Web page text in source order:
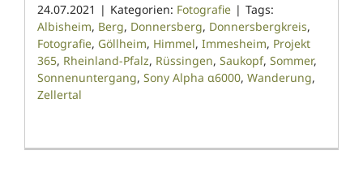
24.07.2021 | Kategorien: Fotografie | Tags:
Albisheim, Berg, Donnersberg, Donnersbergkreis,
Fotografie, Göllheim, Himmel, Immesheim, Projekt
365, Rheinland-Pfalz, Rüssingen, Saukopf, Sommer,
Sonnenuntergang, Sony Alpha α6000, Wanderung,
Zellertal